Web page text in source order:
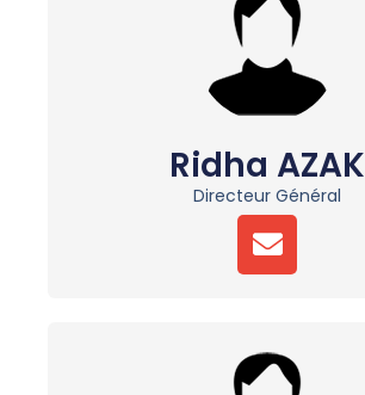
Ridha AZAK
Directeur Général
E
N
L
O